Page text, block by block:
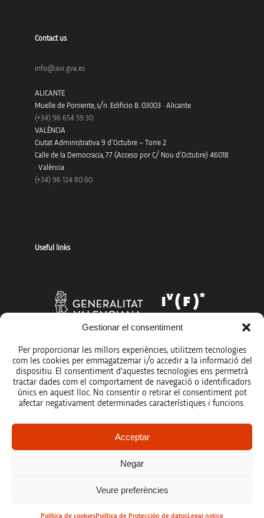
Gestionar el consentiment
Per proporcionar les millors experiències, utilitzem tecnologies
com les cookies per emmagatzemar i/o accedir a la informació del
dispositiu. El consentiment d'aquestes tecnologies ens permetrà
tractar dades com el comportament de navegació o identificadors
únics en aquest lloc. No consentir o retirar el consentiment pot
afectar negativament determinades característiques i funcions.
Acceptar
Negar
Veure preferències
Política de cookiesPolítica de Protección de datosLegal notice
Contact us
info@avi.gva.es
ALICANTE
Muelle de Poniente, s/n. Edificio B. 03003 · Alicante
(+34) 96 654 59 30
VALÈNCIA
Ciutat Administrativa 9 d’Octubre – Torre 2
Calle de la Democracia, 77 (Acceso por C/ Nou d’Octubre) 46018
· València
(+34) 96 124 80 60
Useful links